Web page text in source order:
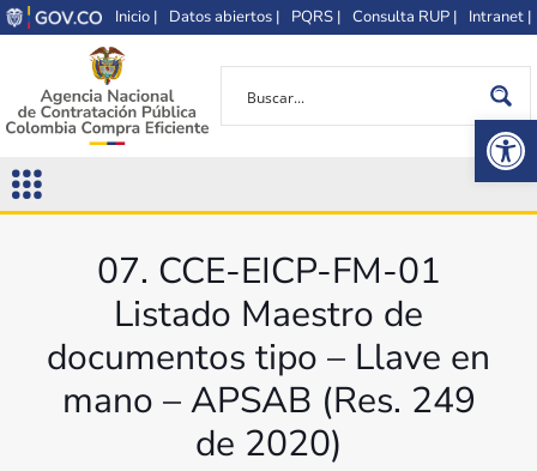
Inicio | Datos abiertos | PQRS | Consulta RUP | Intranet |
07. CCE-EICP-FM-01
Listado Maestro de
documentos tipo – Llave en
mano – APSAB (Res. 249
de 2020)